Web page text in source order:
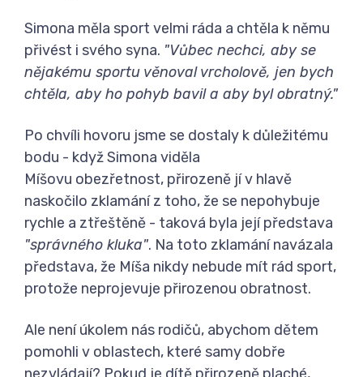
Simona měla sport velmi ráda a chtěla k němu
přivést i svého syna. "Vůbec nechci, aby se
nějakému sportu věnoval vrcholově, jen bych
chtěla, aby ho pohyb bavil a aby byl obratný."
Po chvíli hovoru jsme se dostaly k důležitému
bodu - když Simona viděla
Míšovu obezřetnost, přirozeně jí v hlavě
naskočilo zklamání z toho, že se nepohybuje
rychle a ztřeštěně - taková byla její představa
"správného kluka". Na toto zklamání navázala
představa, že Míša nikdy nebude mít rád sport,
protože neprojevuje přirozenou obratnost.
Ale není úkolem nás rodičů, abychom dětem
pomohli v oblastech, které samy dobře